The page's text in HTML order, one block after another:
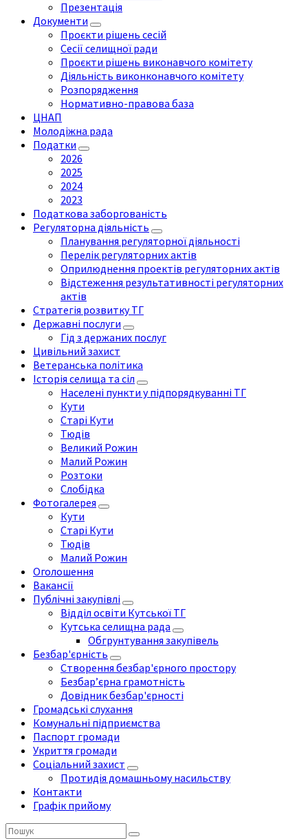
Презентація
Документи
Проєкти рішень сесій
Сесії селищної ради
Проєкти рішень виконавчого комітету
Діяльність виконконавчого комітету
Розпорядження
Нормативно-правова база
ЦНАП
Молодіжна рада
Податки
2026
2025
2024
2023
Податкова заборгованість
Регуляторна діяльність
Планування регуляторної діяльності
Перелік регуляторних актів
Оприлюднення проектів регуляторних актів
Відстеження результативності регуляторних
актів
Стратегія розвитку ТГ
Державні послуги
Гід з держаних послуг
Цивільний захист
Ветеранська політика
Історія селища та сіл
Населені пункти у підпорядкуванні ТГ
Кути
Старі Кути
Тюдів
Великий Рожин
Малий Рожин
Розтоки
Слобідка
Фотогалерея
Кути
Старі Кути
Тюдів
Малий Рожин
Оголошення
Вакансії
Публічні закупівлі
Відділ освіти Кутської ТГ
Кутська селищна рада
Обгрунтування закупівель
Безбар'єрність
Створення безбар'єрного простору
Безбар’єрна грамотність
Довідник безбар'єрності
Громадські слухання
Комунальні підприємства
Паспорт громади
Укриття громади
Соціальний захист
Протидія домашньому насильству
Контакти
Графік прийому
Пошук: